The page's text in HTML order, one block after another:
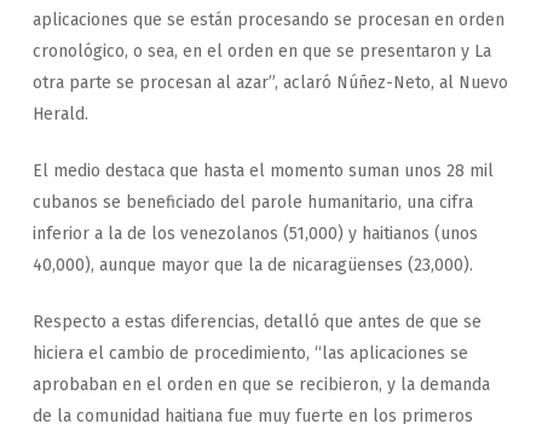
aplicaciones que se están procesando se procesan en orden
cronológico, o sea, en el orden en que se presentaron y La
otra parte se procesan al azar”, aclaró Núñez-Neto, al Nuevo
Herald.
El medio destaca que hasta el momento suman unos 28 mil
cubanos se beneficiado del parole humanitario, una cifra
inferior a la de los venezolanos (51,000) y haitianos (unos
40,000), aunque mayor que la de nicaragüenses (23,000).
Respecto a estas diferencias, detalló que antes de que se
hiciera el cambio de procedimiento, “las aplicaciones se
aprobaban en el orden en que se recibieron, y la demanda
de la comunidad haitiana fue muy fuerte en los primeros